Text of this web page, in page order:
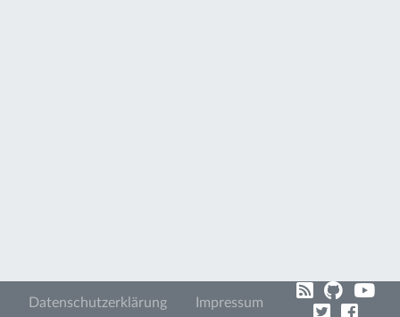
Datenschutzerklärung Impressum